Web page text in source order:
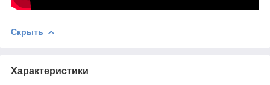
Скрыть
Характеристики